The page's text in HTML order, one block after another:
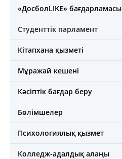
«ДосболLIKE» бағдарламасы
Студенттік парламент
Кітапхана қызметі
Мұражай кешені
Кәсіптік бағдар беру
Бөлімшелер
Психологиялық қызмет
Колледж-адалдық алаңы